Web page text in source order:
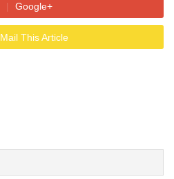
Google+
Mail This Article